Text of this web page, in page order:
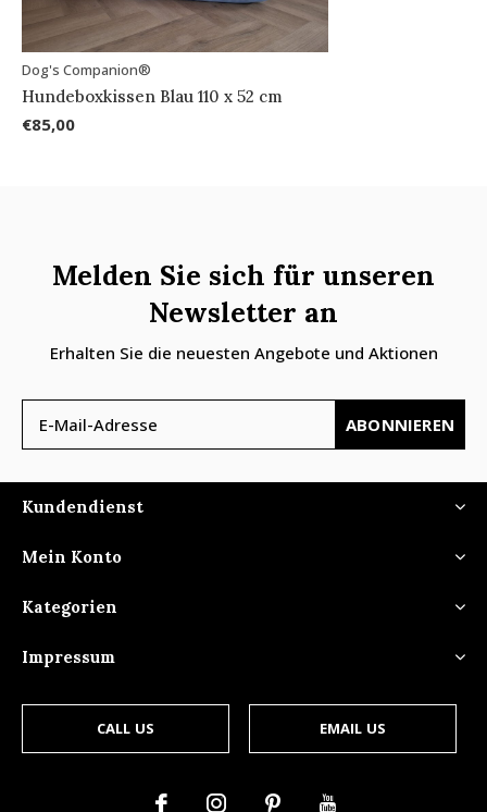
Dog's Companion®
Hundeboxkissen Blau 110 x 52 cm
€85,00
Melden Sie sich für unseren
Newsletter an
Erhalten Sie die neuesten Angebote und Aktionen
ABONNIEREN
Kundendienst
Mein Konto
Kategorien
Impressum
CALL US EMAIL US